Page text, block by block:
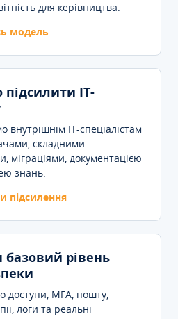
для керівництва.
модель
підсилити IT-
внутрішнім IT-спеціалістам
складними
міграціями, документацією
знань.
підсилення
базовий рівень
доступи, MFA, пошту,
логи та реальні